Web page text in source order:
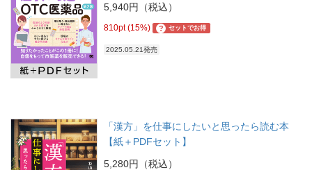
5,940円（税込）
810pt (15%) ? セットでお得
2025.05.21発売
「漢方」を仕事にしたいと思ったら読む本
【紙＋PDFセット】
5,280円（税込）